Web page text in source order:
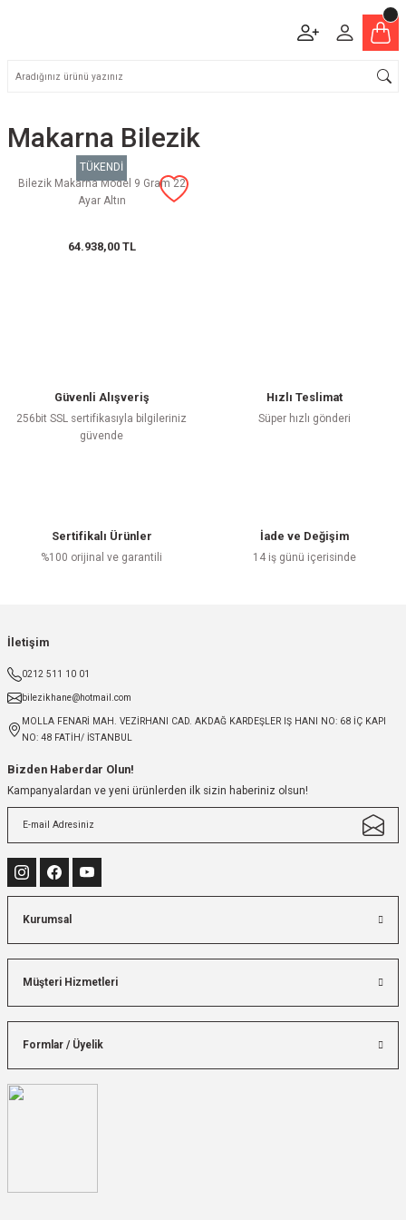
Makarna Bilezik
TÜKENDİ
Bilezik Makarna Model 9 Gram 22
Ayar Altın
64.938,00 TL
Güvenli Alışveriş
256bit SSL sertifikasıyla bilgileriniz
güvende
Hızlı Teslimat
Süper hızlı gönderi
Sertifikalı Ürünler
%100 orijinal ve garantili
İade ve Değişim
14 iş günü içerisinde
İletişim
0212 511 10 01
bilezikhane@hotmail.com
MOLLA FENARİ MAH. VEZİRHANI CAD. AKDAĞ KARDEŞLER IŞ HANI NO: 68 İÇ KAPI
NO: 48 FATİH/ İSTANBUL
Bizden Haberdar Olun!
Kampanyalardan ve yeni ürünlerden ilk sizin haberiniz olsun!
Kurumsal
Müşteri Hizmetleri
Formlar / Üyelik